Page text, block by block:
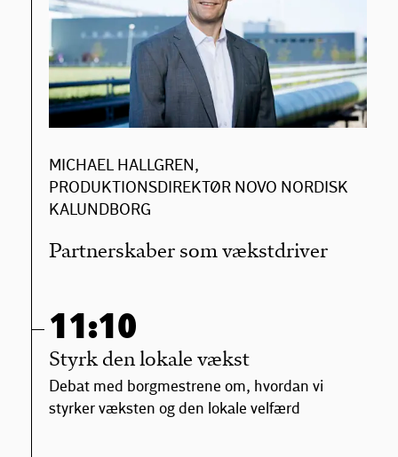
MICHAEL HALLGREN,
PRODUKTIONSDIREKTØR NOVO NORDISK
KALUNDBORG
Partnerskaber som vækstdriver
11:10
Styrk den lokale vækst
Debat med borgmestrene om, hvordan vi
styrker væksten og den lokale velfærd